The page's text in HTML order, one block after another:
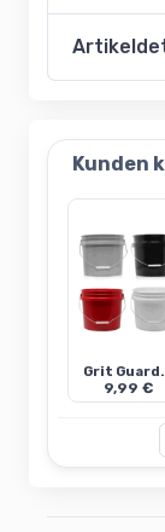
Kunden
Grit
9,99 €